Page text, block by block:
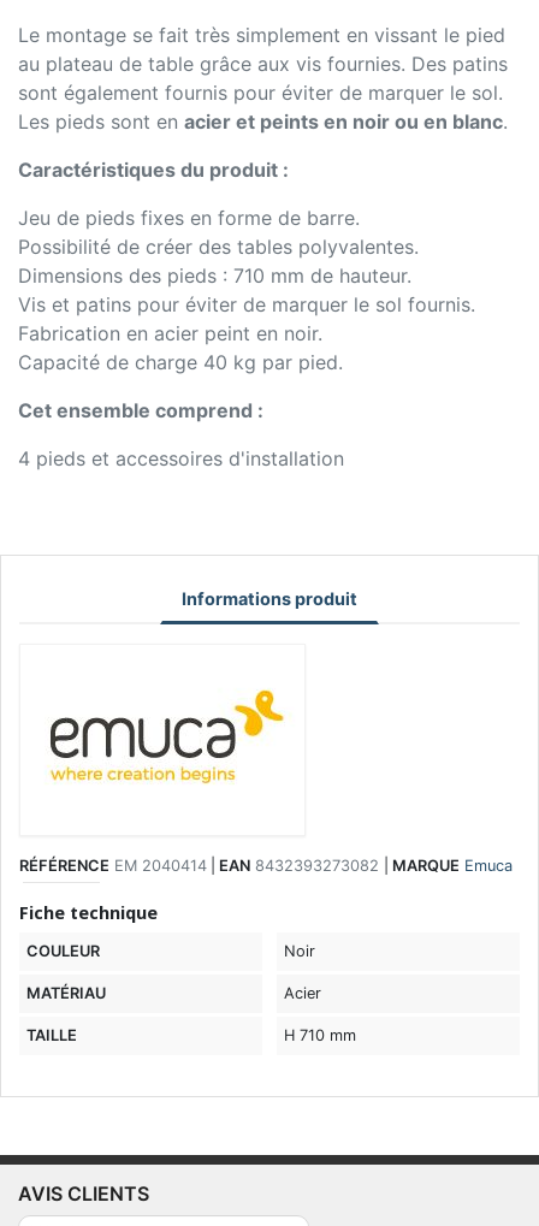
Le montage se fait très simplement en vissant le pied
au plateau de table grâce aux vis fournies. Des patins
sont également fournis pour éviter de marquer le sol.
Les pieds sont en acier et peints en noir ou en blanc.
Caractéristiques du produit :
Jeu de pieds fixes en forme de barre.
Possibilité de créer des tables polyvalentes.
Dimensions des pieds : 710 mm de hauteur.
Vis et patins pour éviter de marquer le sol fournis.
Fabrication en acier peint en noir.
Capacité de charge 40 kg par pied.
Cet ensemble comprend :
4 pieds et accessoires d'installation
Informations produit
RÉFÉRENCE EM 2040414 EAN 8432393273082 MARQUE Emuca
Fiche technique
COULEUR Noir
MATÉRIAU Acier
TAILLE H 710 mm
AVIS CLIENTS